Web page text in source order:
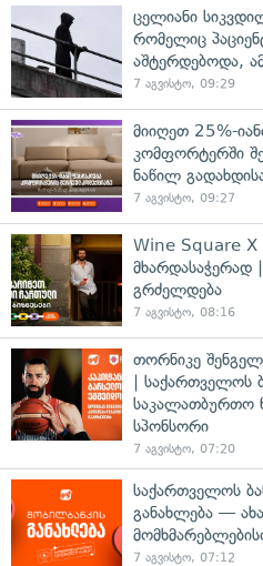
ცელიანი
რომელიც
აშტერდებოდა,
7 აგვისტო, 09:29
მიიღეთ 25%-
კომფორტერში
ნაწილ
7 აგვისტო, 09:27
Wine Square X
მხარდასაჭერად |
გრძელდება
7 აგვისტო, 08:16
თორნიკე
| საქართველოს
საკალათბურთო
სპონსორი
7 აგვისტო, 07:20
საქართველოს
განახლება —
7 აგვისტო, 07:12